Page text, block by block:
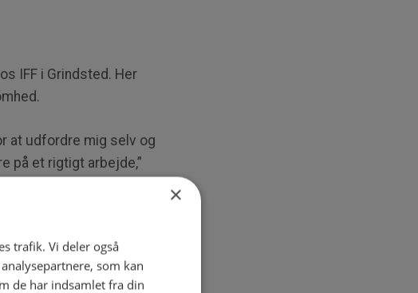
IFF i Grindsted. Her
at udfordre mig selv og
på et rigtigt arbejde,”
Awfa i
×
trafik. Vi deler også
som kan
de har indsamlet fra din